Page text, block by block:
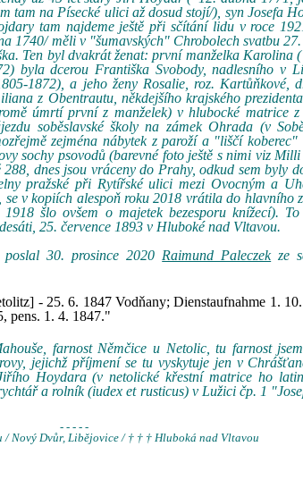
tam na Písecké ulici až dosud stojí/), syn Josefa
tam najdeme ještě při sčítání lidu v roce
1740/ měli v "šumavských" Chrobolech svatbu
Ten byl dvakrát ženat: první manželka Karolina
byla dcerou Františka Svobody, nadlesního v
1872), a jeho ženy Rosalie, roz. Kartůňkové,
z Obentrautu, někdejšího krajského
úmrtí první z manželek) v hlubocké matrice z
soběslavské školy na zámek Ohrada (v
zejména nábytek z paroží a "liščí
sochy psovodů (barevné foto ještě s nimi viz
dnes jsou vráceny do Prahy, odkud sem byly
pražské při Rytířské ulici mezi Ovocným a
v kopiích alespoň roku 2018 vrátila do hlavního
šlo ovšem o majetek bezesporu knížecí).
25. července 1893 v Hluboké nad Vltavou.
30. prosince 2020 Raimund Paleczekze
- 25. 6. 1847 Vodňany; Dienstaufnahme 1.
pens. 1. 4. 1847."
farnost Němčice u Netolic, tu farnost
jejichž příjmení se tu vyskytuje jen v
Hoydara (v netolické křestní matrice ho
a rolník (iudex et rusticus) v Lužici čp. 1
- - - - -
Nový Dvůr, Libějovice / † † † Hluboká nad Vltavou